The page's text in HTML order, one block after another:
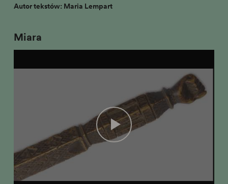
Autor tekstów: Maria Lempart
Miara